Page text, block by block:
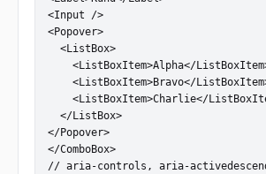
<Input />
<Popover>
  <ListBox>
<ListBoxItem>Alpha</
<ListBoxItem>Bravo</
<ListBoxItem>Charlie</
  </ListBox>
</Popover>
</ComboBox>
// aria-controls, aria-